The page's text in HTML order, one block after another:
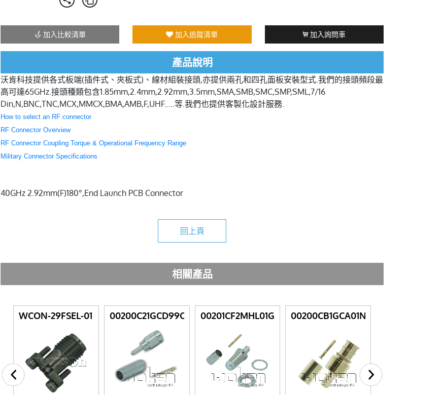
加入比較清單 加入追蹤清單 加入詢問車
產品說明
沃肯科技提供各式板端(插件式、夾板式)、線材組裝接頭,亦提供兩孔和四孔面板安裝型式.我們的接頭頻段最
高可達65GHz.接頭種類包含1.85mm,2.4mm,2.92mm,3.5mm,SMA,SMB,SMC,SMP,SML,7/16
Din,N,BNC,TNC,MCX,MMCX,BMA,AMB,F,UHF.....等.我們也提供客製化設計服務.
How to select an RF connector
RF Connector Overview
RF Connector Coupling Torque & Operational Frequency Range
Military Connector Specifications
40GHz 2.92mm(F)180°,End Launch PCB Connector
回上頁
相關產品
WCON-29FSEL-01 00200C21GCD99C 00201CF2MHL01G 00200CB1GCA01N